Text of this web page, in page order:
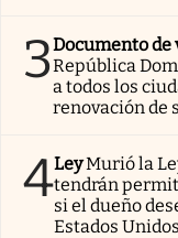
3Documento de
República
a todos los
renovación de
4LeyMurió la
tendrán
si el dueño
Estados Unidos